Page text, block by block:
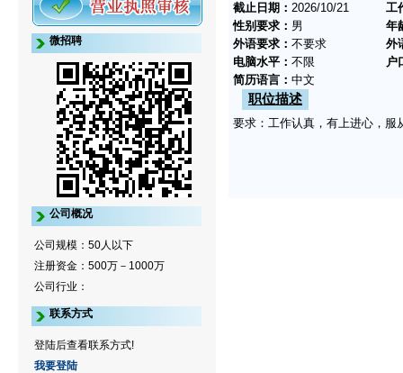
微招聘
公司概况
公司规模：50人以下
注册资金：500万－1000万
公司行业：
联系方式
登陆后查看联系方式!
我要登陆
截止日期： 2026/10/21
工
性别要求： 男
年
外语要求： 不要求
外
电脑水平： 不限
户
简历语言： 中文
职位描述
要求：工作认真，有上进心，服